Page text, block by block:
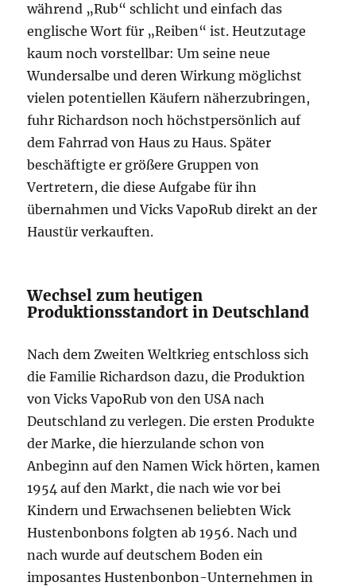
während „Rub“ schlicht und einfach das
englische Wort für „Reiben“ ist. Heutzutage
kaum noch vorstellbar: Um seine neue
Wundersalbe und deren Wirkung möglichst
vielen potentiellen Käufern näherzubringen,
fuhr Richardson noch höchstpersönlich auf
dem Fahrrad von Haus zu Haus. Später
beschäftigte er größere Gruppen von
Vertretern, die diese Aufgabe für ihn
übernahmen und Vicks VapoRub direkt an der
Haustür verkauften.
Wechsel zum heutigen
Produktionsstandort in Deutschland
Nach dem Zweiten Weltkrieg entschloss sich
die Familie Richardson dazu, die Produktion
von Vicks VapoRub von den USA nach
Deutschland zu verlegen. Die ersten Produkte
der Marke, die hierzulande schon von
Anbeginn auf den Namen Wick hörten, kamen
1954 auf den Markt, die nach wie vor bei
Kindern und Erwachsenen beliebten Wick
Hustenbonbons folgten ab 1956. Nach und
nach wurde auf deutschem Boden ein
imposantes Hustenbonbon-Unternehmen in